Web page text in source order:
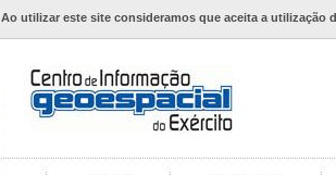
Ao utilizar este site consideramos que aceita a utilização